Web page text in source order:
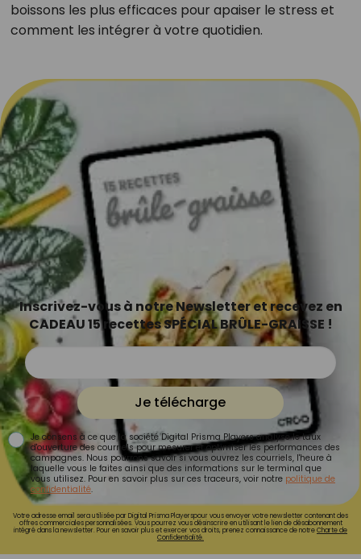
boissons les plus efficaces pour apaiser le stress et
comment les intégrer à votre quotidien.
Inscrivez-vous à notre Newsletter et recevez en
CADEAU 15 recettes SPÉCIAL BRÛLE-GRAISSE !
Je télécharge
Je consens à ce que la société Digital Prisma Players analyse le taux
d'ouverture des courriels pour mesurer et optimiser les performances des
campagnes. Nous pourrons savoir si vous ouvrez les courriels, l'heure à
laquelle vous le faites ainsi que des informations sur le terminal que
vous utilisez. Pour en savoir plus sur ces traceurs, voir notre politique de
confidentialité.
Votre adresse email sera utilisée par Digital Prisma Playerspour vous envoyer votre newsletter contenant des
offres commerciales personnalisées. Vous pourrez vous désinscrire en utilisant le lien de désabonnement
intégré dans la newsletter. Pour en savoir plus et exercer vos droits, prenez connaissance de notreCharte de
Confidentialité.